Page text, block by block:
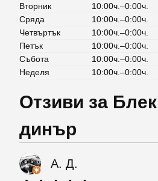
Вторник
10:00ч.–0:00ч.
Сряда
10:00ч.–0:00ч.
Четвъртък
10:00ч.–0:00ч.
Петък
10:00ч.–0:00ч.
Събота
10:00ч.–0:00ч.
Неделя
10:00ч.–0:00ч.
Отзиви за
динър
А. Д.